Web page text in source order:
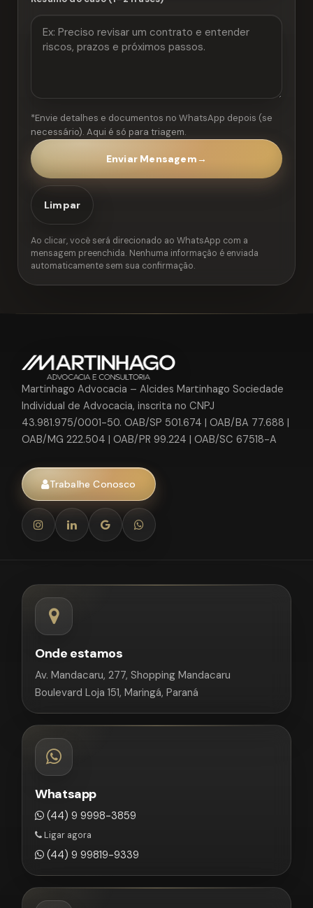
*Envie detalhes e documentos no WhatsApp depois (se
necessário). Aqui é só para triagem.
Enviar Mensagem →
Limpar
Ao clicar, você será direcionado ao WhatsApp com a
mensagem preenchida. Nenhuma informação é enviada
automaticamente sem sua confirmação.
Martinhago Advocacia – Alcides Martinhago Sociedade
Individual de Advocacia, inscrita no CNPJ
43.981.975/0001-50. OAB/SP 501.674 | OAB/BA 77.688 |
OAB/MG 222.504 | OAB/PR 99.224 | OAB/SC 67518-A
Trabalhe Conosco
Onde estamos
Av. Mandacaru, 277, Shopping Mandacaru
Boulevard Loja 151, Maringá, Paraná
Whatsapp
(44) 9 9998-3859
Ligar agora
(44) 9 99819-9339